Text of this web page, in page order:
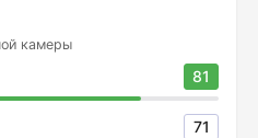
камеры
81
71